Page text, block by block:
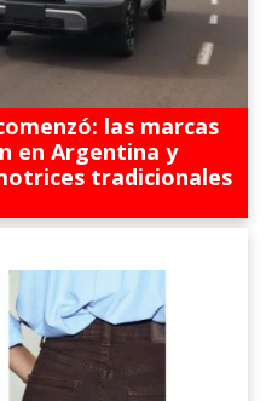
las marcas
en Argentina y
tradicionales